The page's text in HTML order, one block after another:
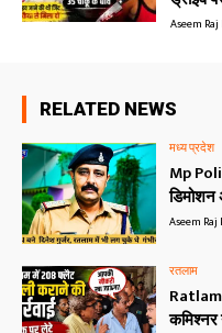
Aseem
RELATED NEWS
मध्य प्रदेश
Mp
Aseem Raj
रतलाम
Ratlam
कमिश्नर